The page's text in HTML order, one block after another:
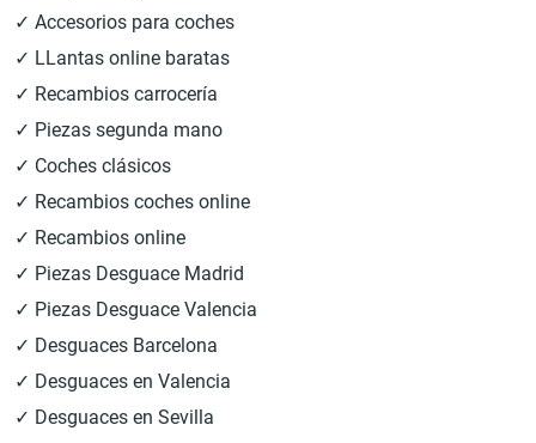
✓ Accesorios para coches
✓ LLantas online baratas
✓ Recambios carrocería
✓ Piezas segunda mano
✓ Coches clásicos
✓ Recambios coches online
✓ Recambios online
✓ Piezas Desguace Madrid
✓ Piezas Desguace Valencia
✓ Desguaces Barcelona
✓ Desguaces en Valencia
✓ Desguaces en Sevilla